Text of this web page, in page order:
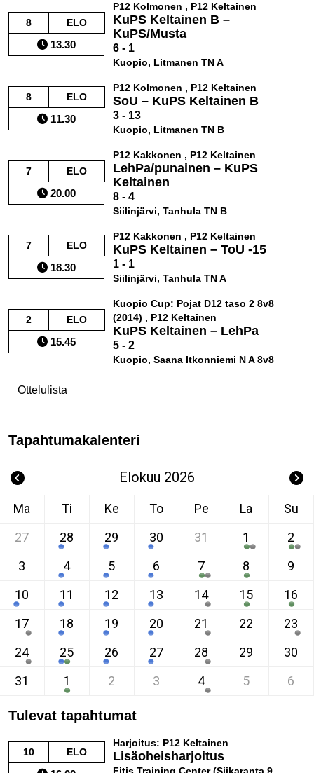
8 ELO
13.30
P12 Kolmonen , P12 Keltainen
KuPS Keltainen B –
KuPS/Musta
6 - 1
Kuopio, Litmanen TN A
8 ELO
11.30
P12 Kolmonen , P12 Keltainen
SoU – KuPS Keltainen B
3 - 13
Kuopio, Litmanen TN B
7 ELO
20.00
P12 Kakkonen , P12 Keltainen
LehPa/punainen – KuPS
Keltainen
8 - 4
Siilinjärvi, Tanhula TN B
7 ELO
18.30
P12 Kakkonen , P12 Keltainen
KuPS Keltainen – ToU -15
1 - 1
Siilinjärvi, Tanhula TN A
2 ELO
15.45
Kuopio Cup: Pojat D12 taso 2 8v8
(2014) , P12 Keltainen
KuPS Keltainen – LehPa
5 - 2
Kuopio, Saana Itkonniemi N A 8v8
Ottelulista
Tapahtumakalenteri
Elokuu 2026
Ma Ti Ke To Pe La
Su
27
28 29 30 31 1
2
3
4 5 6 7 8
9
10
11 12 13 14 15
16
17
18 19 20 21 22
23
24
25 26 27 28 29
30
31
1 2 3 4 5 6
Tulevat tapahtumat
10 ELO
Harjoitus: P12 Keltainen
Lisäoheisharjoitus